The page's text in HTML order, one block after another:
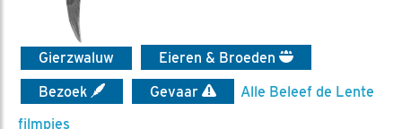
Gierzwaluw
Eieren & Broeden
Bezoek
Gevaar
Alle Beleef de Lente
filmpjes